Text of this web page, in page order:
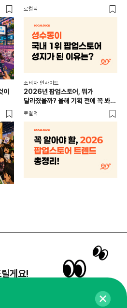
로컬덕
이
소비자 인사이트
2026년 팝업스토어, 뭐가
달라졌을까? 올해 기획 전에 꼭 봐야
할 트렌드 4가지
로컬덕
게요!